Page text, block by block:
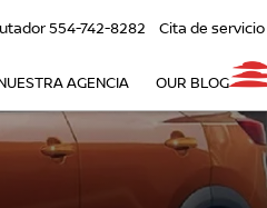
554-742-8282 Cita de servicio
AGENCIA OUR BLOG